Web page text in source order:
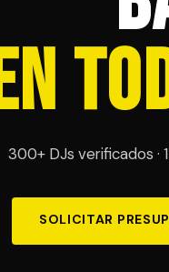
300+ DJs verificados ·
SOLICITAR